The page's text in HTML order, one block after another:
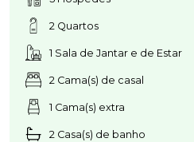
2 Quartos
1 Sala de Jantar e de Estar
2 Cama(s) de casal
1 Cama(s) extra
2 Casa(s) de banho